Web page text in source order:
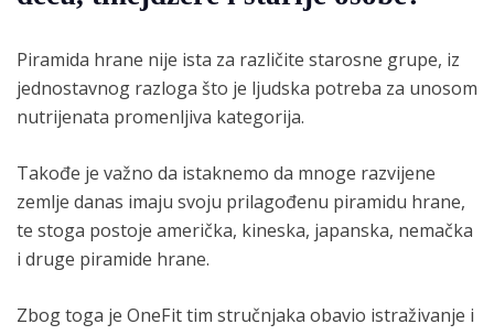
Piramida hrane nije ista za različite starosne grupe, iz
jednostavnog razloga što je ljudska potreba za unosom
nutrijenata promenljiva kategorija.
Takođe je važno da istaknemo da mnoge razvijene
zemlje danas imaju svoju prilagođenu piramidu hrane,
te stoga postoje američka, kineska, japanska, nemačka
i druge piramide hrane.
Zbog toga je OneFit tim stručnjaka obavio istraživanje i